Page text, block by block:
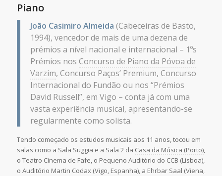
Piano
João Casimiro Almeida (Cabeceiras de Basto,
1994), vencedor de mais de uma dezena de
prémios a nível nacional e internacional – 1ºs
Prémios nos Concurso de Piano da Póvoa de
Varzim, Concurso Paços’ Premium, Concurso
Internacional do Fundão ou nos “Prémios
David Russell”, em Vigo – conta já com uma
vasta experiência musical, apresentando-se
regularmente como solista.
Tendo começado os estudos musicais aos 11 anos, tocou em
salas como a Sala Suggia e a Sala 2 da Casa da Música (Porto),
o Teatro Cinema de Fafe, o Pequeno Auditório do CCB (Lisboa),
o Auditório Martin Codax (Vigo, Espanha), a Ehrbar Saal (Viena,